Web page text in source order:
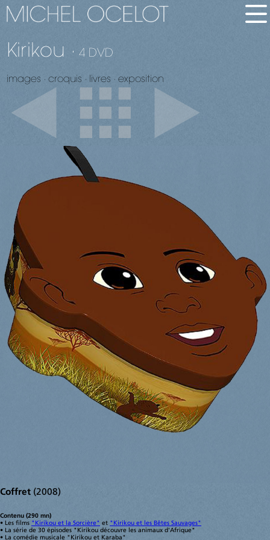
longue
films
palmarès
dvd-vàd
images
images de films
croquis
portraits
livres
expositions
presse
actualités
Kirikou · 4 DVD
images ∙ croquis ∙ livres ∙ exposition
Coffret (2008)
Contenu (290 mn)
• Les films "Kirikou et la Sorcière" et "Kirikou et les Bêtes Sauvages"
• La série de 30 épisodes "Kirikou découvre les animaux d'Afrique"
• La comédie musicale "Kirikou et Karaba"